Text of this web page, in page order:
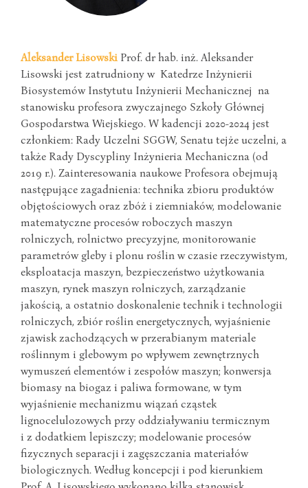
Aleksander Lisowski Prof. dr hab. inż. Aleksander
Lisowski jest zatrudniony w Katedrze Inżynierii
Biosystemów Instytutu Inżynierii Mechanicznej na
stanowisku profesora zwyczajnego Szkoły Głównej
Gospodarstwa Wiejskiego. W kadencji 2020-2024 jest
członkiem: Rady Uczelni SGGW, Senatu tejże uczelni, a
także Rady Dyscypliny Inżynieria Mechaniczna (od
2019 r.). Zainteresowania naukowe Profesora obejmują
następujące zagadnienia: technika zbioru produktów
objętościowych oraz zbóż i ziemniaków, modelowanie
matematyczne procesów roboczych maszyn
rolniczych, rolnictwo precyzyjne, monitorowanie
parametrów gleby i plonu roślin w czasie rzeczywistym,
eksploatacja maszyn, bezpieczeństwo użytkowania
maszyn, rynek maszyn rolniczych, zarządzanie
jakością, a ostatnio doskonalenie technik i technologii
rolniczych, zbiór roślin energetycznych, wyjaśnienie
zjawisk zachodzących w przerabianym materiale
roślinnym i glebowym po wpływem zewnętrznych
wymuszeń elementów i zespołów maszyn; konwersja
biomasy na biogaz i paliwa formowane, w tym
wyjaśnienie mechanizmu wiązań cząstek
lignocelulozowych przy oddziaływaniu termicznym
i z dodatkiem lepiszczy; modelowanie procesów
fizycznych separacji i zagęszczania materiałów
biologicznych. Według koncepcji i pod kierunkiem